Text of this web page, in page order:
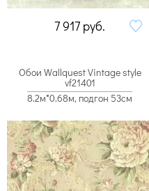
7 917 руб.
Обои Wallquest Vintage style
vf21401
8.2м*0.68м, подгон 53см